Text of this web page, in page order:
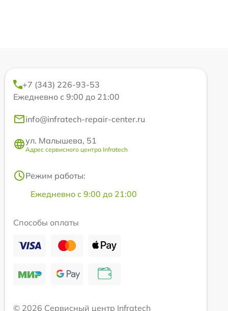
+7 (343) 226-93-53
Ежедневно с 9:00 до 21:00
info@infratech-repair-center.ru
ул. Малышева, 51
Адрес сервисного центра Infratech
Режим работы:
Ежедневно с 9:00 до 21:00
Способы оплаты
© 2026 Сервисный центр Infratech